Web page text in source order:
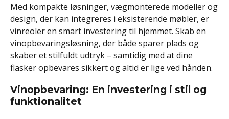
Med kompakte løsninger, vægmonterede modeller og
design, der kan integreres i eksisterende møbler, er
vinreoler en smart investering til hjemmet. Skab en
vinopbevaringsløsning, der både sparer plads og
skaber et stilfuldt udtryk – samtidig med at dine
flasker opbevares sikkert og altid er lige ved hånden.
Vinopbevaring: En investering i stil og
funktionalitet